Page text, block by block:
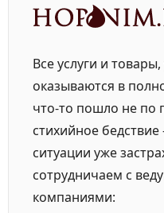
Все услуги и
оказываются в
что-то пошло не по
стихийное
ситуации уже
сотрудничаем с
компаниями: